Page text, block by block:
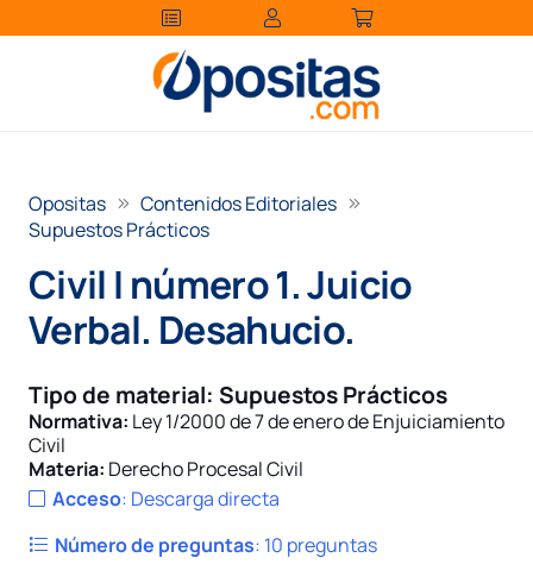
Opositas
Contenidos Editoriales
Supuestos Prácticos
Civil I número 1. Juicio
Verbal. Desahucio.
Tipo de material: Supuestos Prácticos
Normativa: Ley 1/2000 de 7 de enero de Enjuiciamiento
Civil
Materia: Derecho Procesal Civil
Acceso: Descarga directa
Número de preguntas: 10 preguntas